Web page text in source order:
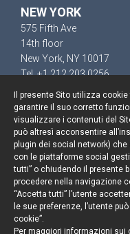
NEW YORK
575 Fifth Ave
14th floor
New York, NY 10017
Tel. +1 212 203 0256
Il presente Sito utilizza
garantire il suo corretto
visualizzare i contenuti del
può altresì acconsentire
plugin dei social network)
con le piattaforme social
tutti” o chiudendo il presente
procedere nella navigazione
“Accetta tutti” l’utente
le sue preferenze, l’utente
cookie”.
Per maggiori informazioni